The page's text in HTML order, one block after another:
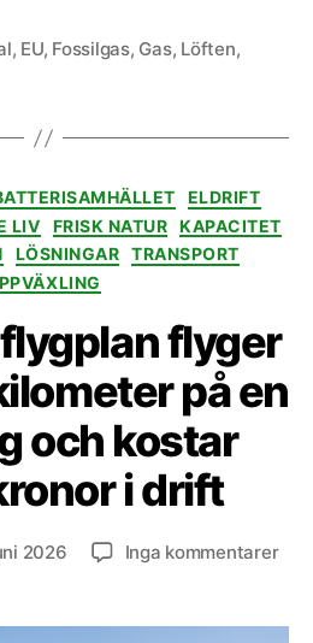
, EU, Fossilgas, Gas, Löften,
Kategorier
ELDRIFT
LIV FRISK NATUR KAPACITET
LÖSNINGAR
TRANSPORT
flyger
på en
och kostar
i drift
2026 Inga kommentarertill